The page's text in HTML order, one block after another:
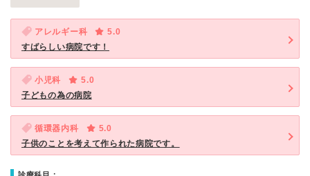
アレルギー科
5.0
すばらしい病院です！
小児科
5.0
子どもの為の病院
循環器内科
5.0
子供のことを考えて作られた病院です。